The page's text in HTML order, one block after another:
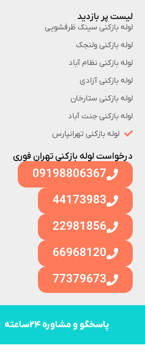
لیست پر بازدید
لوله بازکنی سینک ظرفشویی
لوله بازکنی ولنجک
لوله بازکنی نظام آباد
لوله بازکنی آزادی
لوله بازکنی ستارخان
لوله بازکنی جنت آباد
لوله بازکنی تهرانپارس
درخواست لوله بازکنی تهران فوری
09198806367
44173983
22981856
66968120
77379673
پاسخگو و مشاوره ۲۴ساعته